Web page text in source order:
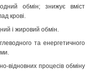
обмін; знижує вміст
крові.
і жировий обмін.
та енергетичного
відновних процесів обміну